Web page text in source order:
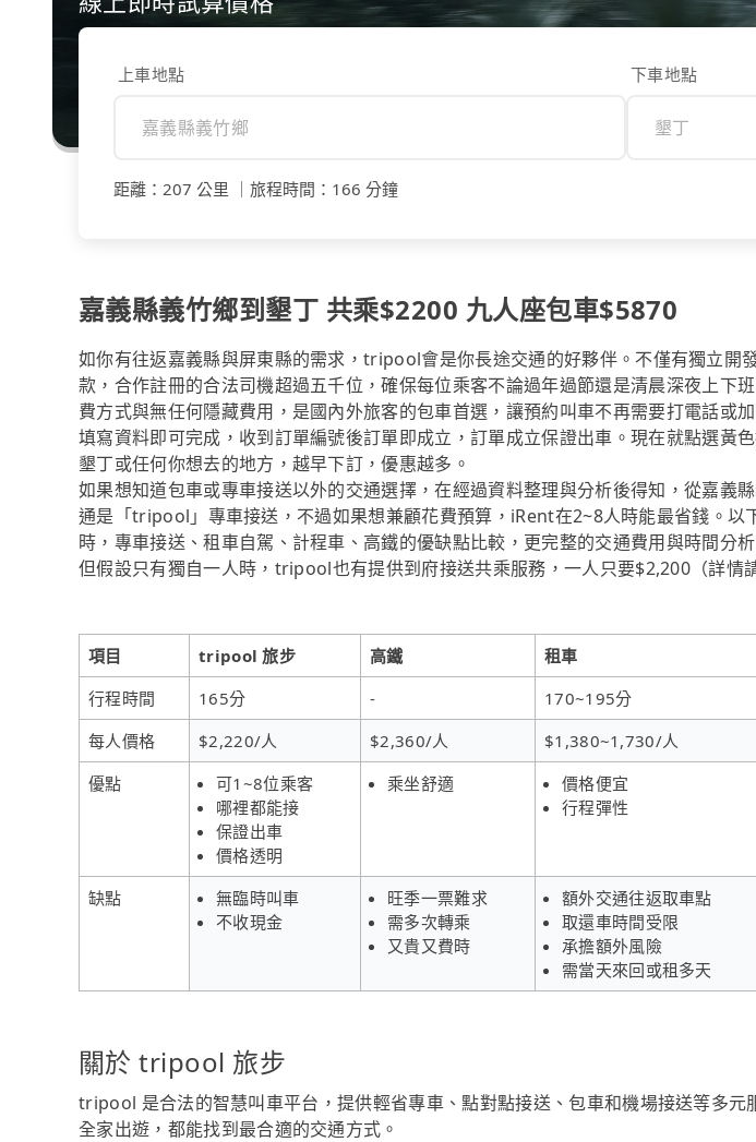
上車地點 下車地點
距離 ： 207 公里 旅程時間 ： 166 分鐘
嘉義縣義竹鄉到墾丁 共乘$2200 九人座包車$5870
如你有往返嘉義縣與屏東縣的需求，tripool會是你長途交通的好夥伴。不僅有獨立開
款，合作註冊的合法司機超過五千位，確保每位乘客不論過年過節還是清晨深夜上下
費方式與無任何隱藏費用，是國內外旅客的包車首選，讓預約叫車不再需要打電話或
填寫資料即可完成，收到訂單編號後訂單即成立，訂單成立保證出車。現在就點選黃
墾丁或任何你想去的地方，越早下訂，優惠越多。
如果想知道包車或專車接送以外的交通選擇，在經過資料整理與分析後得知，從嘉義
通是「tripool」專車接送，不過如果想兼顧花費預算，iRent在2~8人時能最省錢。以
時，專車接送、租車自駕、計程車、高鐵的優缺點比較，更完整的交通費用與時間分
但假設只有獨自一人時，tripool也有提供到府接送共乘服務，一人只要$2,200（詳情
項目 tripool 旅步 高鐵 租車
行程時間
165分 - 170~195分
每人價格
$2,220/人 $2,360/人 $1,380~1,730/人
優點
可1~8位乘客
哪裡都能接
保證出車
價格透明
乘坐舒適
價格便宜
行程彈性
缺點
無臨時叫車
不收現金
旺季一票難求
需多次轉乘
又貴又費時
額外交通往返取車點
取還車時間受限
承擔額外風險
需當天來回或租多天
關於 tripool 旅步
tripool 是合法的智慧叫車平台，提供輕省專車、點對點接送、包車和機場接送等多元
全家出遊，都能找到最合適的交通方式。